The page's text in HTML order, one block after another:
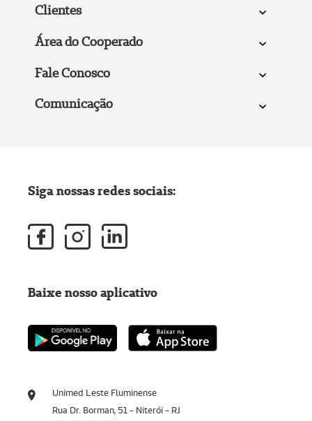
Clientes
Área do Cooperado
Fale Conosco
Comunicação
Unimed Leste Fluminense
Rua Dr. Borman, 51 - Niterói - RJ
Siga nossas redes sociais:
Baixe nosso aplicativo